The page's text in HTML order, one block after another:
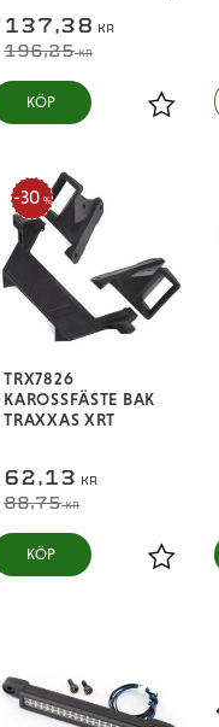
i favoriter
137,38 KR
196,25KR
Lägg
KÖP
i favoriter
TRX7826
KAROSSFÄSTE BAK
TRAXXAS XRT
62,13 KR
88,75KR
30 %
Lägg
KÖP